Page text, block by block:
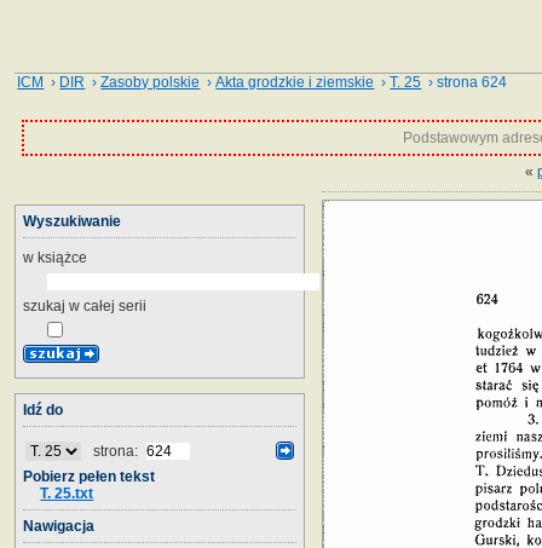
ICM › DIR ›Zasoby polskie ›Akta grodzkie i ziemskie ›T. 25 › strona 624
Podstawowym
«
Wyszukiwanie
w książce
szukaj w całej serii
Idź do
strona:
Pobierz pełen tekst
T. 25.txt
Nawigacja